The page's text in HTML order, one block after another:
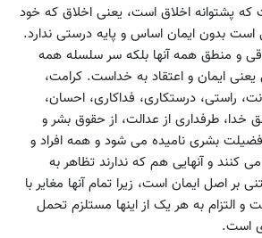
که پشتوانه اخلاق است، یعنی اخلاق که خود
بدون ایمان اساس و پایه درستی ندارد.
و منطق همه آنها بلکه سر سلسله همه
ایمان و اعتقاد به خداست. کرامت،
راستی، درستکاری، فداکاری، احسان،
طرفداری از عدالت، از حقوق بشر و
بشری نامیده می شود و همه افراد و
کنند و آنهایی هم که ندارند تظاهر به
بر اصل ایمان است، زیرا تمام آنها مغایر با
التزام به هر یک از اینها مستلزم تحمل
است.